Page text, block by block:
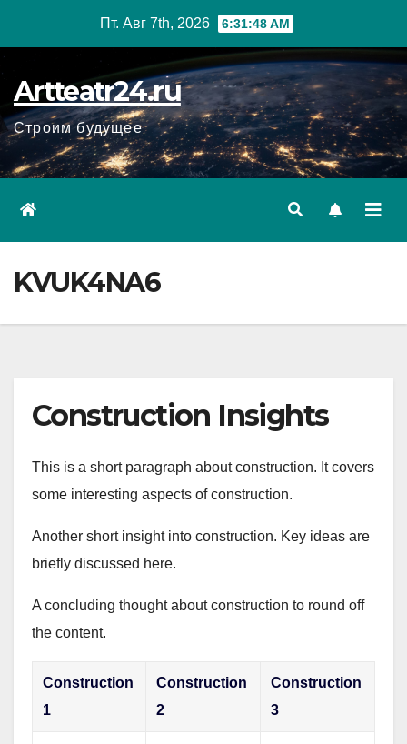
Пт. Авг 7th, 2026 6:31:49 AM
Artteatr24.ru
Строим будущее
KVUK4NA6
Construction Insights
This is a short paragraph about construction. It covers
some interesting aspects of construction.
Another short insight into construction. Key ideas are
briefly discussed here.
A concluding thought about construction to round off
the content.
Construction
1
Construction
2
Construction
3